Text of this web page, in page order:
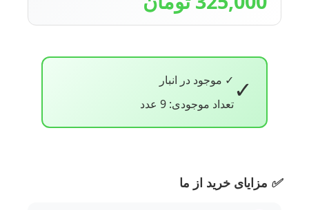
✓ ✓ موجود در انبار
تعداد موجودی: 9 عدد
✅ مزایای خرید از ما